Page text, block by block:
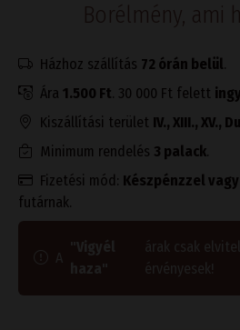
Borélmény, ami
Házhoz szállítás 72 órán belül .
Ára 1.500 Ft. 30 000 Ft felett
Kiszállítási terület IV., XIII., XV.,
Minimum rendelés 3 palack.
Fizetési mód: Készpénzzel
futárnak.